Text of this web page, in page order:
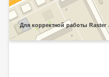
Для корректной работы